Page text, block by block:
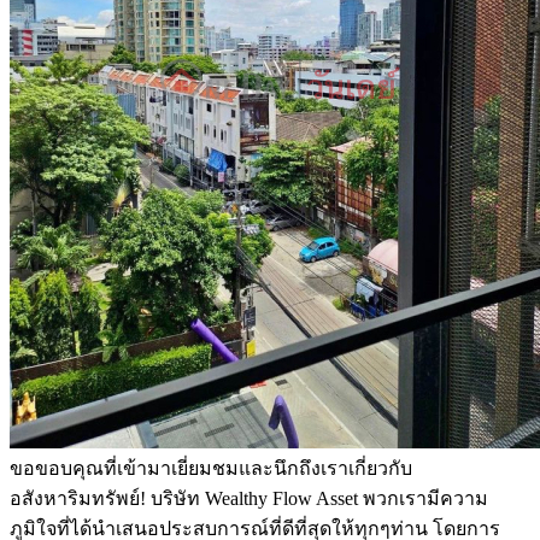
ขอขอบคุณที่เข้ามาเยี่ยมชมและนึกถึงเราเกี่ยวกับ
อสังหาริมทรัพย์! บริษัท Wealthy Flow Asset พวกเรามีความ
ภูมิใจที่ได้นำเสนอประสบการณ์ที่ดีที่สุดให้ทุกๆท่าน โดยการ